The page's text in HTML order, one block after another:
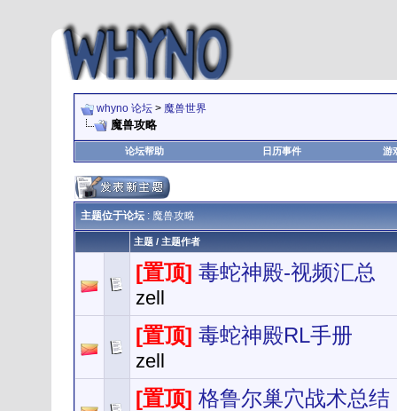
whyno 论坛 > 魔兽世界
魔兽攻略
论坛帮助 日历事件 游
主题位于论坛 : 魔兽攻略
主题 / 主题作者
[置顶] 毒蛇神殿-视频汇总
zell
[置顶] 毒蛇神殿RL手册
zell
[置顶] 格鲁尔巢穴战术总结